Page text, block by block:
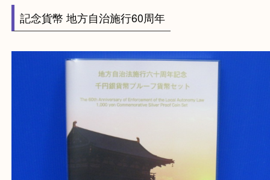
HOME
記念貨幣 地方自治施行60周年